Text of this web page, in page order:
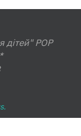
дітей" РОР